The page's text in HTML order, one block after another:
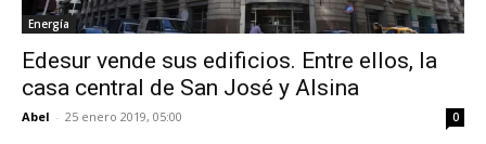
Energía
Edesur vende sus edificios. Entre ellos, la
casa central de San José y Alsina
Abel - 25 enero 2019, 05:00 0